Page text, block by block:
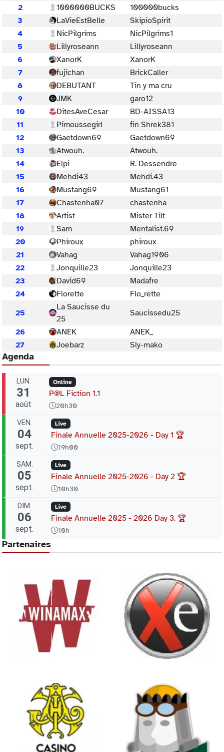
2
1000000BUCKS
100000bucks
3
LaVieEstBelle
SkipioSpirit
4
NicPilgrims
NicPilgrims1
5
Lillyroseann
Lillyroseann
6
XanorK
XanorK
7
fujichan
BrickCaller
8
DEBUTANT
Tin y ma cru
9
JMK
garo12
10
DitesAveCesar
BD-AISSA13
11
Pimoussegirl
fin Shrek381
12
Gaetdown69
Gaetdown69
13
Atwouh.
Atwouh.
14
Elpi
R. Dessendre
15
Mehdi43
Mehdi.43
16
Mustang69
Mustang61
17
Chastenha07
chastenha
18
Artist
Mister Tilt
19
Sam
Mentalist.69
20
Phiroux
phiroux
21
Vahag
Vahag1906
22
Jonquille23
Jonquille23
23
David69
Madafre
24
Florette
Flo_rette
25
La Saucisse du
25
Saucissedu25
26
ANEK
ANEK_
27
Joebarz Sly-mako
Agenda
LUN.
31
août
Online
P@L Fiction 1.1
20h30
VEN.
04
sept.
Live
Finale Annuelle 2025-2026 - Day 1 🏆
19h00
SAM.
05
sept.
Live
Finale Annuelle 2025-2026 - Day 2 🏆
10h30
DIM.
06
sept.
Live
Finale Annuelle 2025 - 2026 Day 3. 🏆
10h
Partenaires